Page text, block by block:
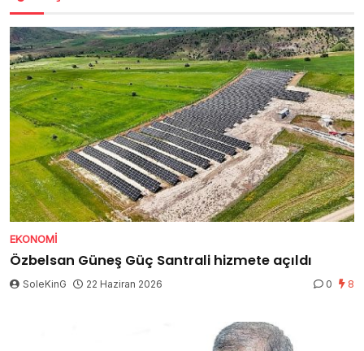
EKONOMI
Özbelsan Güneş Güç Santrali hizmete açıldı
SoleKinG 22 Haziran 2026 0 8